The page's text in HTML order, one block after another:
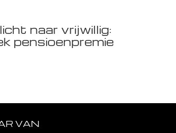
naar vrijwillig:
pensioenpremie
VAN